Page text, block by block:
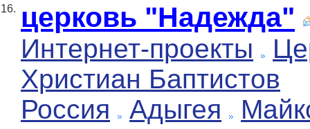
16. церковь "Надежда"
Интернет-проекты
Христиан Баптистов
Россия
Адыгея